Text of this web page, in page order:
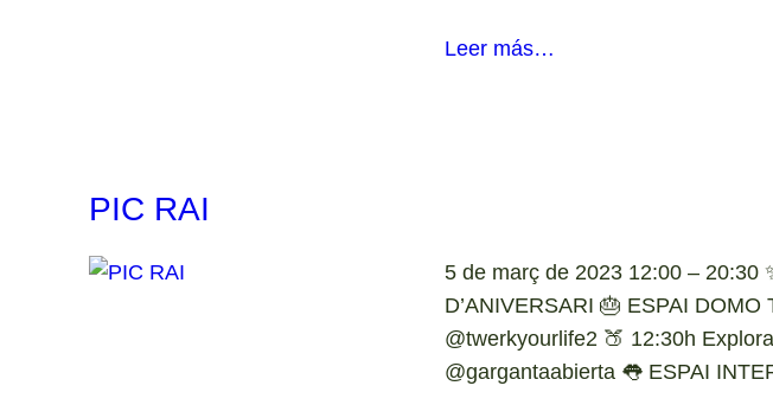
Leer más…
PIC RAI
5 de març de 2023 12:00 – 20:30
D’ANIVERSARI 🎂 ESPAI
@twerkyourlife2 🍑 12:30h
@gargantaabierta 👅 ESPAI